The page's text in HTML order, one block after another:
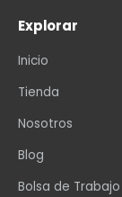
Explorar
Inicio
Tienda
Nosotros
Blog
Bolsa de Trabajo